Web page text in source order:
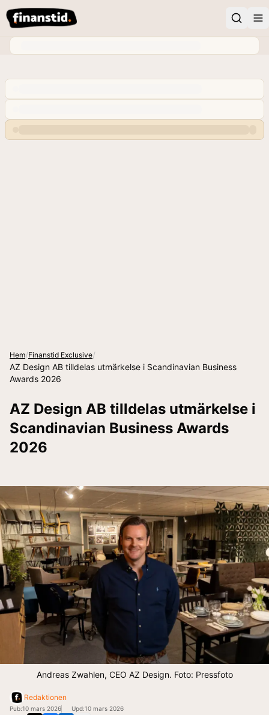
Hem/Finanstid Exclusive/
AZ Design AB tilldelas utmärkelse i Scandinavian Business
Awards 2026
AZ Design AB tilldelas utmärkelse i
Scandinavian Business Awards
2026
Andreas Zwahlen, CEO AZ Design. Foto: Pressfoto
Redaktionen
Pub:10 mars 2026 Upd:10 mars 2026